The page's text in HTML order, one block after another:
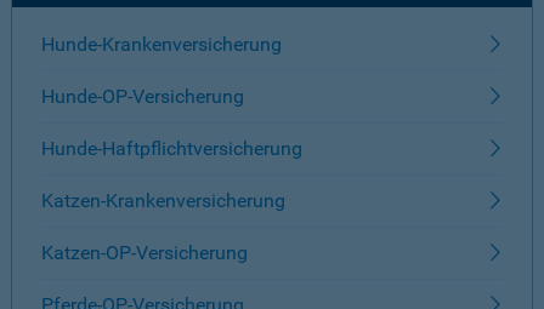
Hunde-Krankenversicherung
Hunde-OP-Versicherung
Hunde-Haftpflichtversicherung
Katzen-Krankenversicherung
Katzen-OP-Versicherung